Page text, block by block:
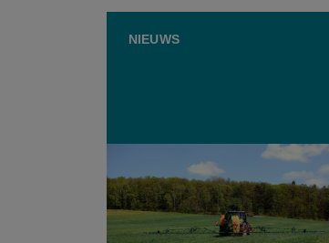
NIEUWS
Milieuorganisaties stappen
naar rechtbank over
pesticiden: "België moet